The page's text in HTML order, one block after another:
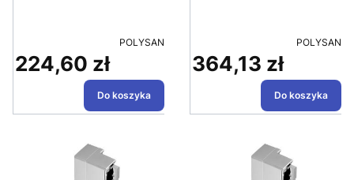
PRODUCENT
POLYSAN
Cena
224,60 zł
Do koszyka
POLYSAN
Cena
364,13 zł
Do koszyka